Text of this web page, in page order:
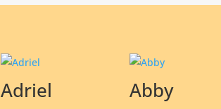
Adriel Abby